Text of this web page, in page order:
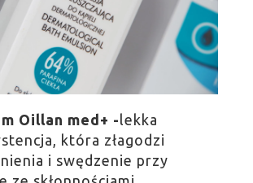
Oillan med+ -lekka
która złagodzi
i swędzenie przy